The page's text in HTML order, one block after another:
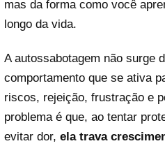
mas da forma como você
longo da vida.
A autossabotagem não surge
comportamento que se ativa
riscos, rejeição, frustração e
problema é que, ao tentar
evitar dor, ela trava